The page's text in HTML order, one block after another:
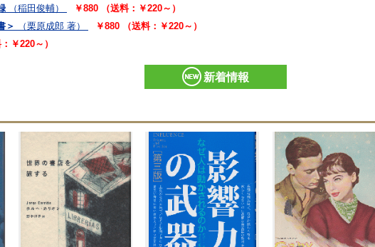
（稲田俊輔）
￥880 （送料：￥220～）
＞
（栗原成郎 著）
￥880 （送料：￥220～）
￥220～）
新着情報